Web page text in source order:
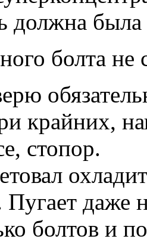
должна
болта не
крайних,
стопор.
Пугает даже
болтов и